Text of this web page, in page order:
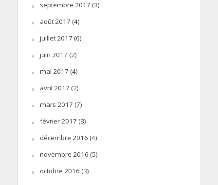
septembre 2017 (3)
août 2017 (4)
juillet 2017 (6)
juin 2017 (2)
mai 2017 (4)
avril 2017 (2)
mars 2017 (7)
février 2017 (3)
décembre 2016 (4)
novembre 2016 (5)
octobre 2016 (3)